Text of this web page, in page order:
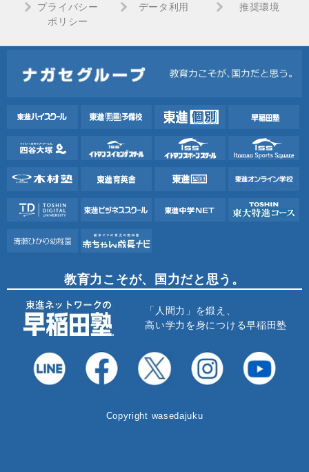
プライバシー
ポリシー
データ利用 推奨環境
教育力こそが、国力だと思う。
「人間力」を鍛え、
高い学力を身につける早稲田塾
Copyright wasedajuku